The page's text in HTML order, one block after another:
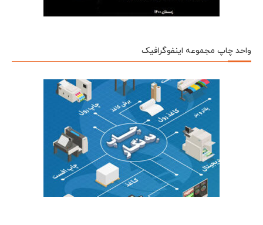
واحد چاپ مجموعه اینفوگرافیک